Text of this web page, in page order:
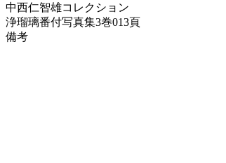
中西仁智雄コレクション
浄瑠璃番付写真集3巻013頁
備考